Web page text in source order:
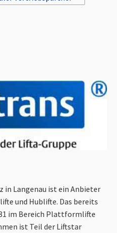
in Langenau ist ein Anbieter
und Hublifte. Das bereits
im Bereich Plattformlifte
ist Teil der Liftstar